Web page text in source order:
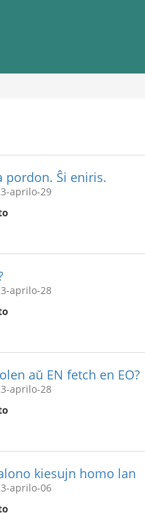
pordon. Ŝi eniris.
aprilo-29
aprilo-28
aŭ EN fetch en EO?
aprilo-28
kiesujn homo lan
aprilo-06